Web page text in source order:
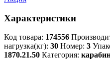
Характеристики
Код товара: 174556
нагрузка(кг): 30 Номер: 3
1870.21.50 Категория: